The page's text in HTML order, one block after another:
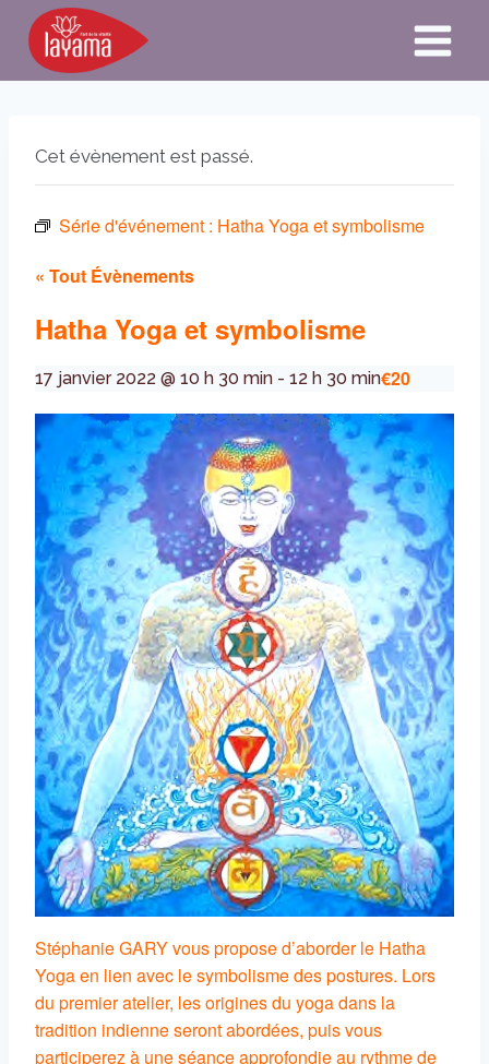
Aller
contenu
Cet évènement est passé.
Série d'événement : Hatha Yoga et symbolisme
« Tout Évènements
Hatha Yoga et symbolisme
17 janvier 2022 @ 10 h 30 min - 12 h 30 min€20
Stéphanie GARY vous propose d’aborder le Hatha
Yoga en lien avec le symbolisme des postures. Lors
du premier atelier, les origines du yoga dans la
tradition indienne seront abordées, puis vous
participerez à une séance approfondie au rythme de